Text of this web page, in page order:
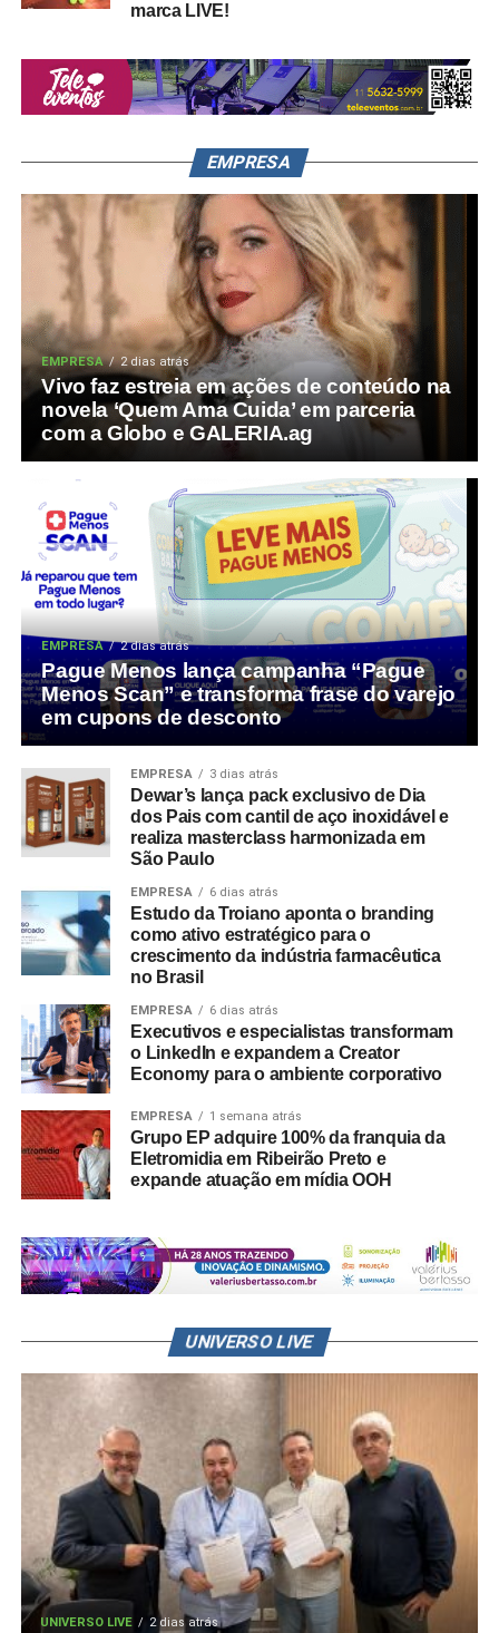
marca LIVE!
EMPRESA
EMPRESA 2 dias atrás
Vivo faz estreia em ações de conteúdo na
novela ‘Quem Ama Cuida’ em parceria
com a Globo e GALERIA.ag
EMPRESA 2 dias atrás
Pague Menos lança campanha “Pague
Menos Scan” e transforma frase do varejo
em cupons de desconto
EMPRESA 3 dias atrás
Dewar’s lança pack exclusivo de Dia
dos Pais com cantil de aço inoxidável e
realiza masterclass harmonizada em
São Paulo
EMPRESA 6 dias atrás
Estudo da Troiano aponta o branding
como ativo estratégico para o
crescimento da indústria farmacêutica
no Brasil
EMPRESA 6 dias atrás
Executivos e especialistas transformam
o LinkedIn e expandem a Creator
Economy para o ambiente corporativo
EMPRESA 1 semana atrás
Grupo EP adquire 100% da franquia da
Eletromidia em Ribeirão Preto e
expande atuação em mídia OOH
UNIVERSO LIVE
UNIVERSO LIVE 2 dias atrás